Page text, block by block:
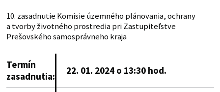
10. zasadnutie Komisie územného plánovania, ochrany
a tvorby životného prostredia pri Zastupiteľstve
Prešovského samosprávneho kraja
Termín
zasadnutia:
22. 01. 2024 o 13:30 hod.